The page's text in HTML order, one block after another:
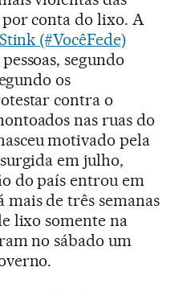
por conta do lixo. A
(#VocêFede)
segundo
os
contra o
nas ruas do
motivado pela
em julho,
do país entrou em
de três semanas
lixo somente na
no sábado um